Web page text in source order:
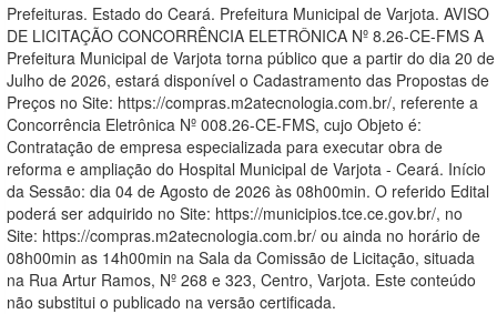
Prefeituras. Estado do Ceará. Prefeitura Municipal de Varjota. AVISO
DE LICITAÇÃO CONCORRÊNCIA ELETRÔNICA Nº 8.26-CE-FMS A
Prefeitura Municipal de Varjota torna público que a partir do dia 20 de
Julho de 2026, estará disponível o Cadastramento das Propostas de
Preços no Site: https://compras.m2atecnologia.com.br/, referente a
Concorrência Eletrônica Nº 008.26-CE-FMS, cujo Objeto é:
Contratação de empresa especializada para executar obra de
reforma e ampliação do Hospital Municipal de Varjota - Ceará. Início
da Sessão: dia 04 de Agosto de 2026 às 08h00min. O referido Edital
poderá ser adquirido no Site: https://municipios.tce.ce.gov.br/, no
Site: https://compras.m2atecnologia.com.br/ ou ainda no horário de
08h00min as 14h00min na Sala da Comissão de Licitação, situada
na Rua Artur Ramos, Nº 268 e 323, Centro, Varjota. Este conteúdo
não substitui o publicado na versão certificada.